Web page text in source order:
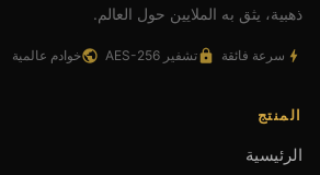
ذهبية، يثق به الملايين حول العالم.
سرعة فائقة تشفير AES-256 خوادم عالمية
المنتج
الرئيسية